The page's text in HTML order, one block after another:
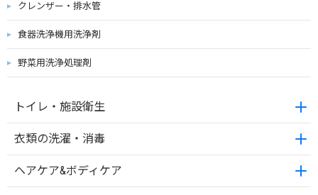
クレンザー・排水管
食器洗浄機用洗浄剤
野菜用洗浄処理剤
トイレ・施設衛生
衣類の洗濯・消毒
ヘアケア&ボディケア